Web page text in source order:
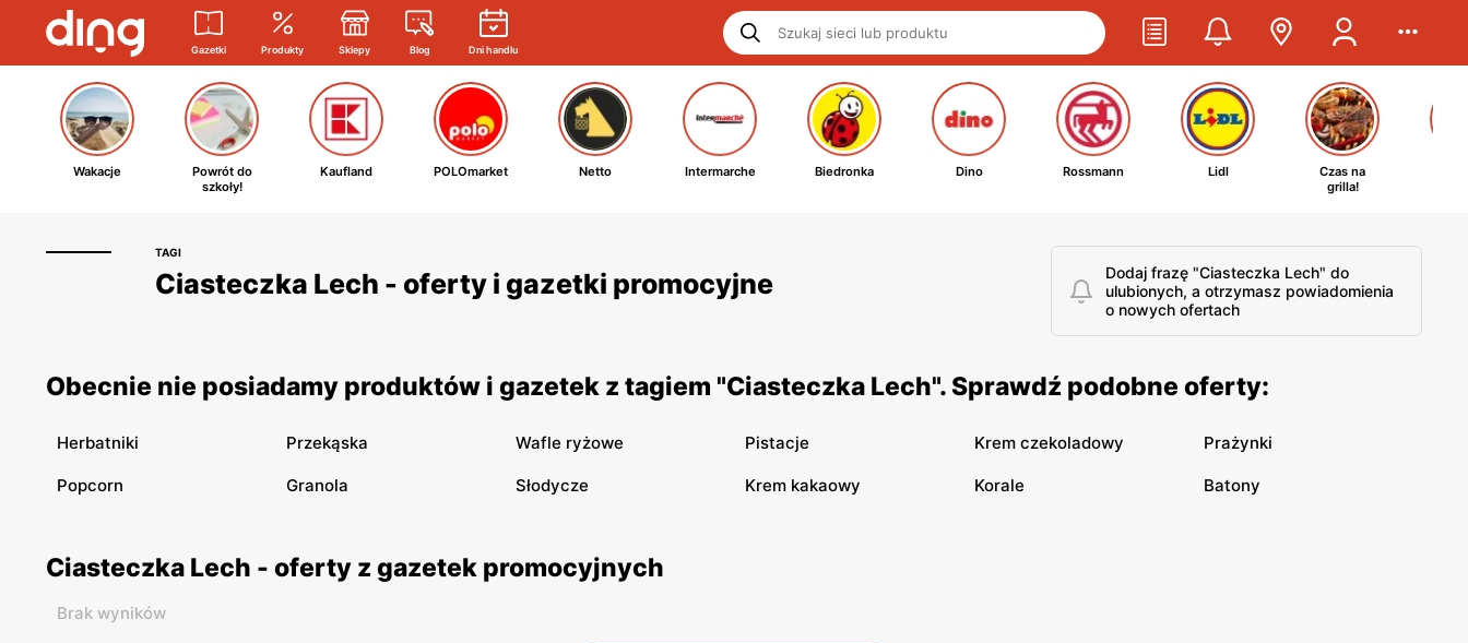
Gazetki Produkty Sklepy Blog Dni handlu
Wakacje
Powrót do
szkoły!
Kaufland POLOmarket Netto Intermarche Biedronka Dino Rossmann Lidl
Czas na
grilla!
TAGI
Ciasteczka Lech - oferty i gazetki promocyjne
Dodaj frazę "Ciasteczka Lech" do
ulubionych, a otrzymasz powiadomienia
o nowych ofertach
Obecnie nie posiadamy produktów i gazetek z tagiem "Ciasteczka Lech". Sprawdź podobne oferty:
Herbatniki Przekąska Wafle ryżowe Pistacje Krem czekoladowy Prażynki
Popcorn Granola Słodycze Krem kakaowy Korale Batony
Ciasteczka Lech - oferty z gazetek promocyjnych
Brak wyników